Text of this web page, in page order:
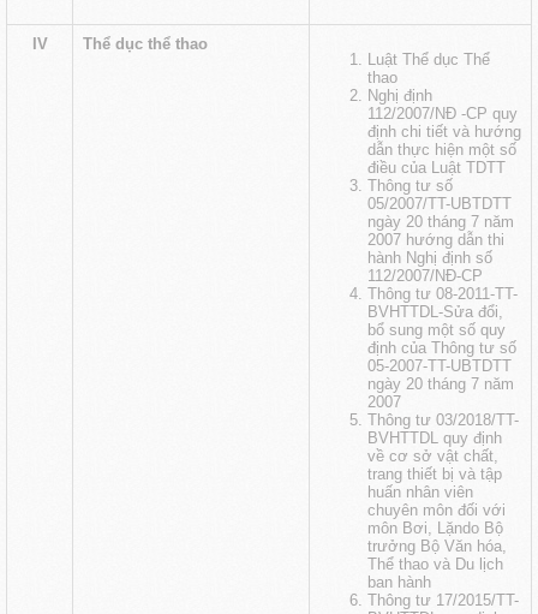
IV
Thể dục thể thao
Luật Thể dục Thể
thao
Nghị định
112/2007/NĐ -CP quy
định chi tiết và hướng
dẫn thực hiện một số
điều của Luật TDTT
Thông tư số
05/2007/TT-UBTDTT
ngày 20 tháng 7 năm
2007 hướng dẫn thi
hành Nghị định số
112/2007/NĐ-CP
Thông tư 08-2011-TT-
BVHTTDL-Sửa đổi,
bổ sung một số quy
định của Thông tư số
05-2007-TT-UBTDTT
ngày 20 tháng 7 năm
2007
Thông tư 03/2018/TT-
BVHTTDL quy định
về cơ sở vật chất,
trang thiết bị và tập
huấn nhân viên
chuyên môn đối với
môn Bơi, Lặndo Bộ
trưởng Bộ Văn hóa,
Thể thao và Du lịch
ban hành
Thông tư 17/2015/TT-